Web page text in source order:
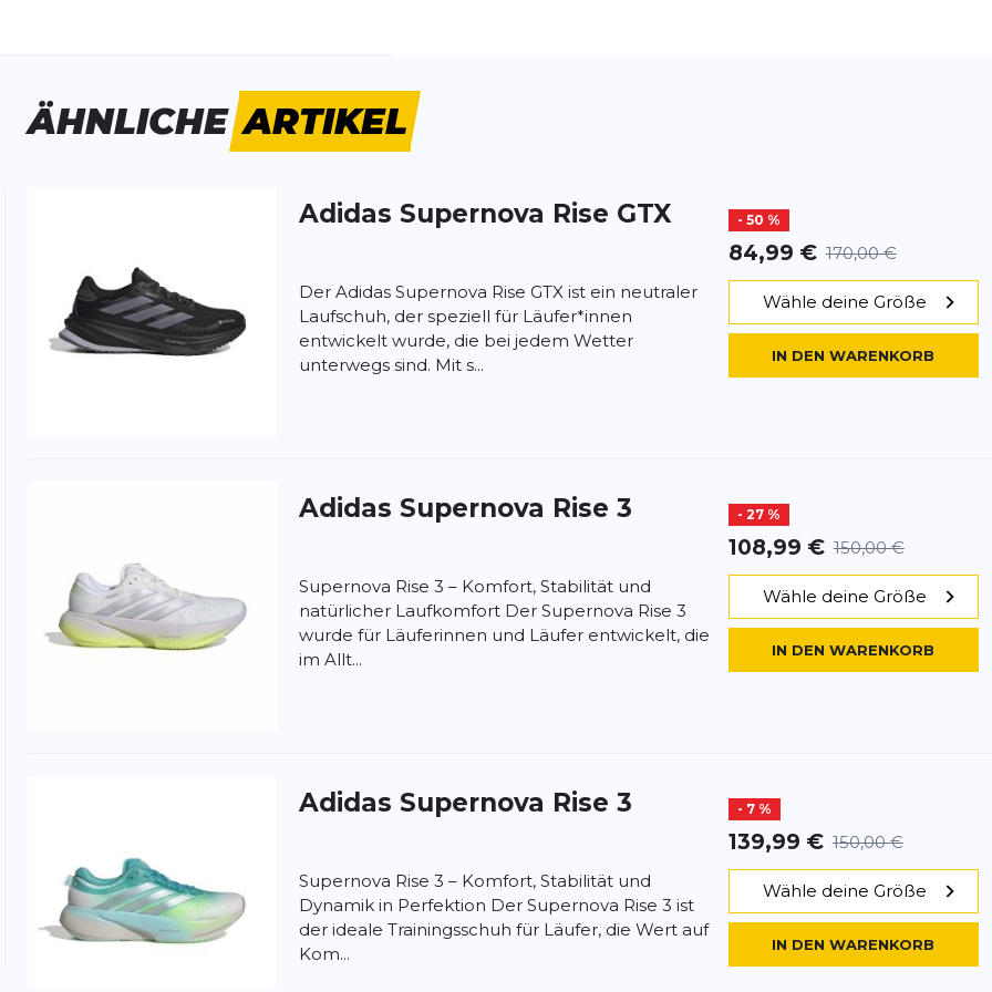
mittel
mittel
ÄHNLICHEARTIKEL
Adidas Supernova Rise GTX - 50 %
84,99 € 170,00 €
Der Adidas Supernova Rise GTX ist ein neutraler
Laufschuh, der speziell für Läufer*innen
entwickelt wurde, die bei jedem Wetter
unterwegs sind. Mit s...
Wähle deine Größe
IN DEN WARENKORB
Adidas Supernova Rise 3 - 27 %
108,99 € 150,00 €
Supernova Rise 3 – Komfort, Stabilität und
natürlicher Laufkomfort Der Supernova Rise 3
wurde für Läuferinnen und Läufer entwickelt, die
im Allt...
Wähle deine Größe
IN DEN WARENKORB
Adidas Supernova Rise 3 - 7 %
139,99 € 150,00 €
Supernova Rise 3 – Komfort, Stabilität und
Dynamik in Perfektion Der Supernova Rise 3 ist
der ideale Trainingsschuh für Läufer, die Wert auf
Kom...
Wähle deine Größe
IN DEN WARENKORB